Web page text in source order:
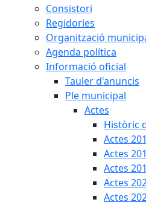
Consistori
Regidories
Organització
Agenda política
Informació oficial
Tauler d'anuncis
Ple municipal
Actes
Històric
Actes
Actes
Actes
Actes
Actes